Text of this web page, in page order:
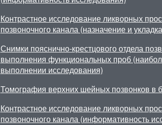
Контрастное исследование ликворных
позвоночного канала (назначение и
Снимки пояснично-крестцового отдела
выполнения функциональных проб
выполнении исследования)
Томография верхних шейных позвонков в
Контрастное исследование ликворных
позвоночного канала (информативность